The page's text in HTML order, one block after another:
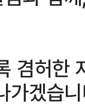
겸허한
가겠습